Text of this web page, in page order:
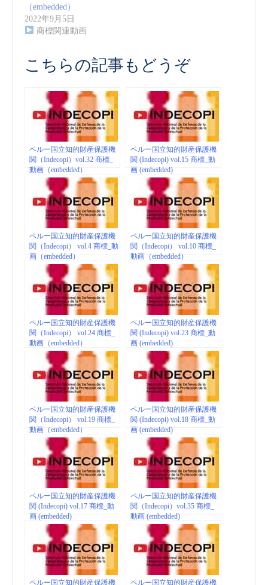
（embedded）
2022年9月5日
商標関連動画
こちらの記事もどうぞ
ペルー国立知的財産保護機
関（Indecopi）vol.32 商標_
動画（embedded）
ペルー国立知的財産保護機
関 (Indecopi) vol.15 商標_動
画 (embedded)
ペルー国立知的財産保護機
関（Indecopi） vol.4 商標_動
画（embedded）
ペルー国立知的財産保護機
関（Indecopi） vol.10 商標_
動画（embedded）
ペルー国立知的財産保護機
関（Indecopi） vol.24 商標_
動画（embedded）
ペルー国立知的財産保護機
関 (Indecopi) vol.23 商標_動
画 (embedded)
ペルー国立知的財産保護機
関（Indecopi） vol.19 商標_
動画（embedded）
ペルー国立知的財産保護機
関 (Indecopi) vol.18 商標_動
画 (embedded)
ペルー国立知的財産保護機
関 (Indecopi) vol.17 商標_動
画 (embedded)
ペルー国立知的財産保護機
関（Indecopi）vol.35 商標_
動画 (embedded)
ペルー国立知的財産保護機 ペルー国立知的財産保護機